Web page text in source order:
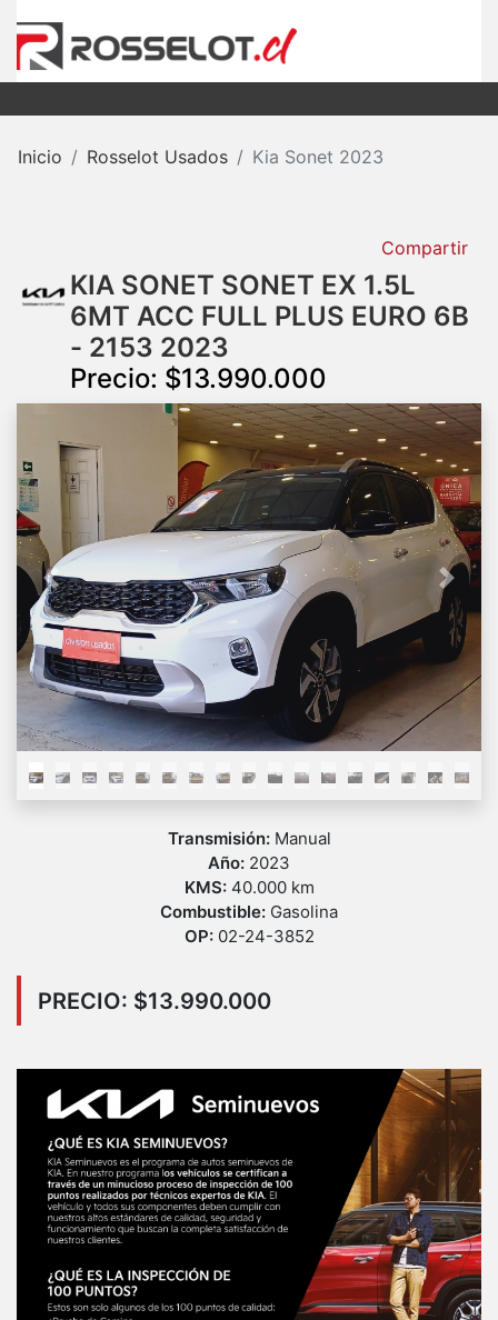
Inicio Rosselot Usados Kia Sonet 2023
Compartir
KIA SONET SONET EX 1.5L
6MT ACC FULL PLUS EURO 6B
- 2153 2023
Precio: $13.990.000
Previous Next
Transmisión: Manual
Año: 2023
KMS: 40.000 km
Combustible: Gasolina
OP: 02-24-3852
PRECIO: $13.990.000